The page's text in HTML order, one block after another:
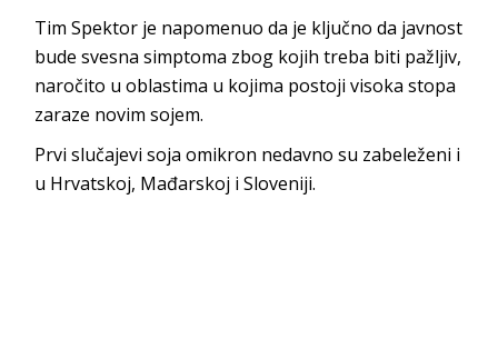
Tim Spektor je napomenuo da je ključno da javnost
bude svesna simptoma zbog kojih treba biti pažljiv,
naročito u oblastima u kojima postoji visoka stopa
zaraze novim sojem.
Prvi slučajevi soja omikron nedavno su zabeleženi i
u Hrvatskoj, Mađarskoj i Sloveniji.